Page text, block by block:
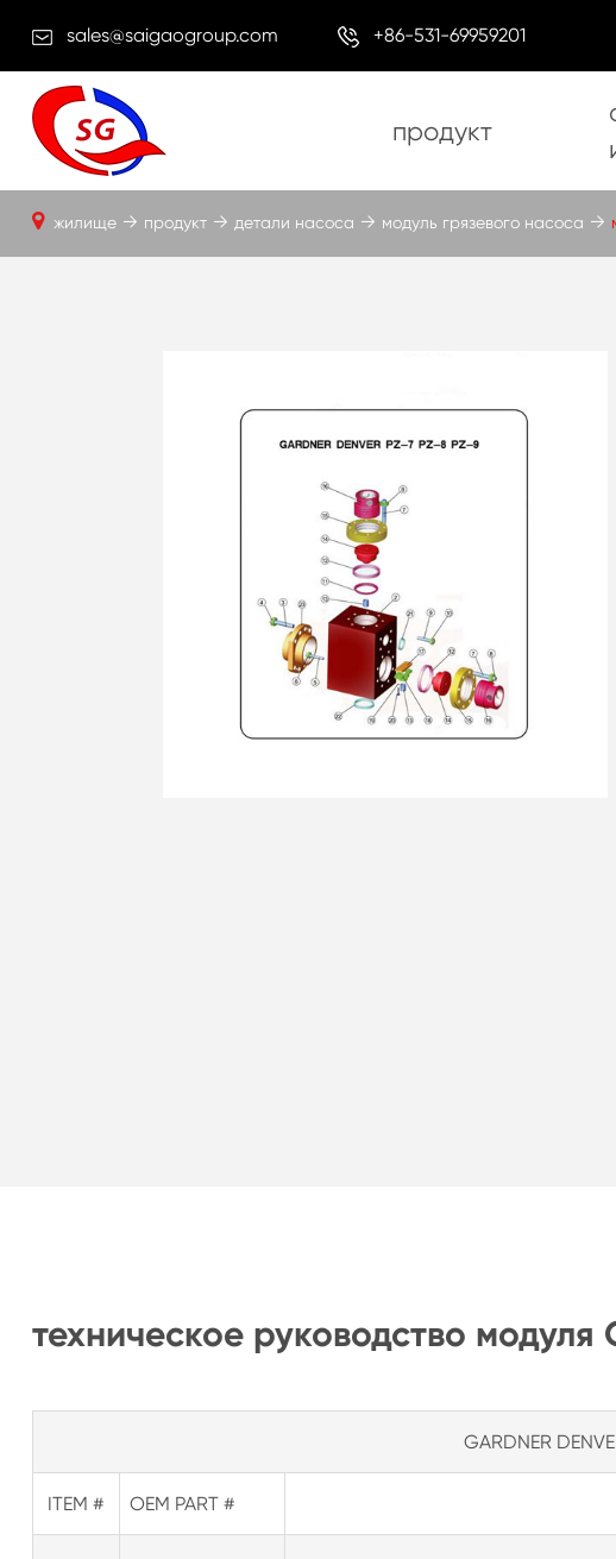
sales@saigaogroup.com +86-531-69959201
продукт
жилище продукт детали насоса модуль грязевого насоса
техническое руководство
GARDNER
ITEM # OEM PART #